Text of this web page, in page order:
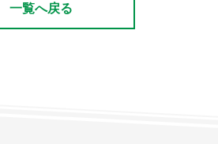
一覧へ戻る